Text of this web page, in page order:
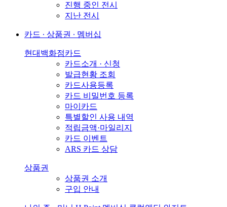
진행 중인 전시
지난 전시
카드 ∙ 상품권 ∙ 멤버십
현대백화점카드
카드소개 · 신청
발급현황 조회
카드사용등록
카드 비밀번호 등록
마이카드
특별할인 사용 내역
적립금액·마일리지
카드 이벤트
ARS 카드 상담
상품권
상품권 소개
구입 안내